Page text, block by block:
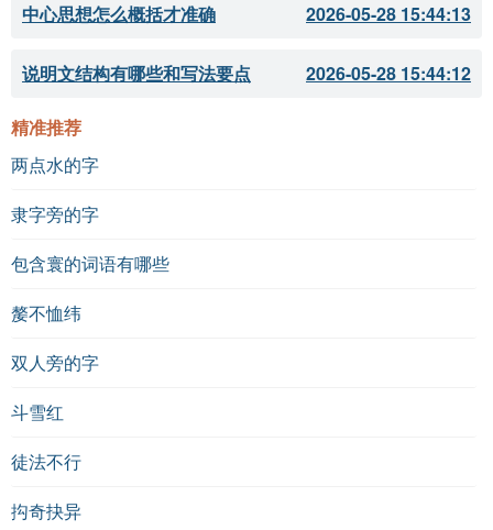
中心思想怎么概括才准确 2026-05-28 15:44:13
说明文结构有哪些和写法要点 2026-05-28 15:44:12
精准推荐
两点水的字
隶字旁的字
包含寰的词语有哪些
嫠不恤纬
双人旁的字
斗雪红
徒法不行
抅奇抉异